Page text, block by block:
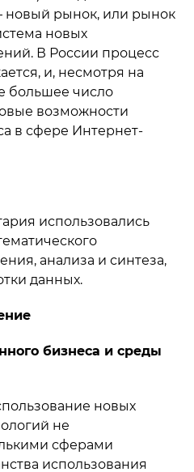
новый рынок, или рынок
новых
В России процесс
и, несмотря на
большее число
возможности
в сфере Интернет-
использовались
анализа и синтеза,
данных.
бизнеса и среды
новых
не
сферами
использования